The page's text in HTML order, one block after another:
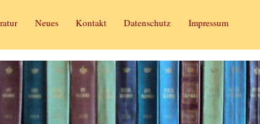
Neues Kontakt Datenschutz Impressum